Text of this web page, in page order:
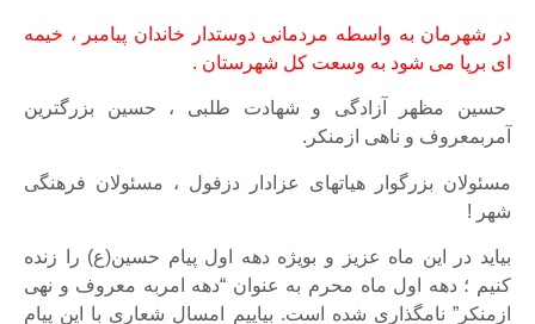
در شهرمان به واسطه مردمانی دوستدار خاندان پیامبر ، خیمه
ای برپا می شود به وسعت کل شهرستان .
حسین مظهر آزادگی و شهادت طلبی ، حسین بزرگترین
آمربمعروف و ناهی ازمنکر.
مسئولان بزرگوار هیاتهای عزادار دزفول ، مسئولان فرهنگی
شهر !
بیاید در این ماه عزیز و بویژه دهه اول پیام حسین(ع) را زنده
کنیم ؛ دهه اول ماه محرم به عنوان “دهه امربه معروف و نهی
ازمنکر” نامگذاری شده است. بیاییم امسال شعاری با این پیام